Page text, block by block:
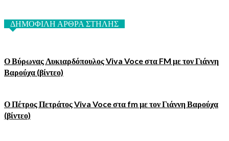
ΔΗΜΟΦΙΛΗ ΑΡΘΡΑ ΣΤΗΛΗΣ
Ο Βύρωνας Λυκιαρδόπουλος Viva Voce στα FM με τον Γιάννη
Βαρούχα (βίντεο)
Ο Πέτρος Πετράτος Viva Voce στα fm με τον Γιάννη Βαρούχα
(βίντεο)